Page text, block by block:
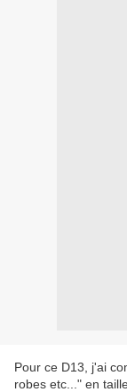
Pour ce D13, j'ai
robes etc..." en